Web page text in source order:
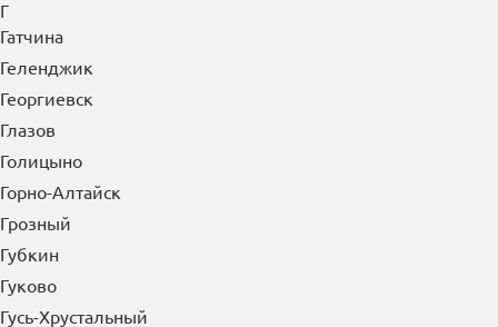
Выборг
Выкса
Высоковск
Вышний Волочек
Вязьма
Г
Гатчина
Геленджик
Георгиевск
Глазов
Голицыно